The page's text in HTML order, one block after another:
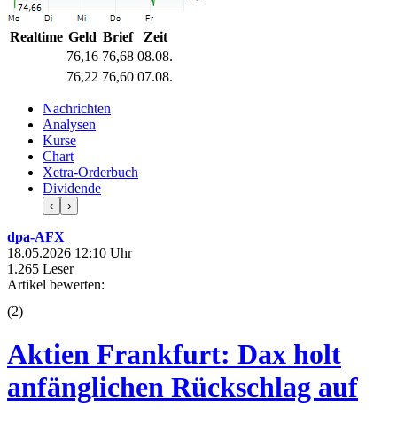
Realtime Geld Brief
Zeit
76,16 76,68 08.08.
76,22 76,60 07.08.
Nachrichten
Analysen
Kurse
Chart
Xetra-Orderbuch
Dividende
‹ ›
dpa-AFX
18.05.2026 12:10 Uhr
1.265 Leser
Artikel bewerten:
(2)
Aktien Frankfurt: Dax holt
anfänglichen Rückschlag auf